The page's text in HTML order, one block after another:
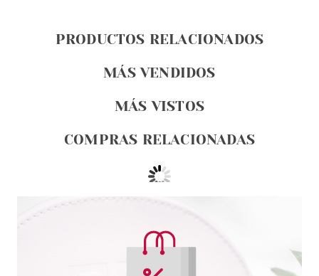
PRODUCTOS RELACIONADOS
MÁS VENDIDOS
MÁS VISTOS
COMPRAS RELACIONADAS